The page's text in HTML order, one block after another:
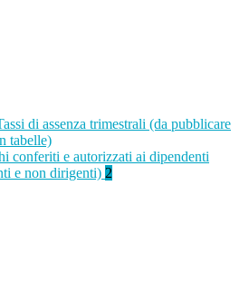
di assenza trimestrali (da pubblicare
tabelle)
conferiti e autorizzati ai dipendenti
e non dirigenti) 2